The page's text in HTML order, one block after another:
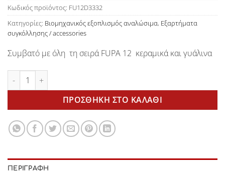
Κωδικός προϊόντος: FU12D3332
Κατηγορίες: Βιομηχανικός εξοπλισμός αναλώσιμα, Εξαρτήματα
συγκόλλησης / accessories
Συμβατό με όλη τη σειρά FUPA 12 κεραμικά και γυάλινα
Ανταλλακτική Σήτα για FUPA 12 (FUPA Diffuser Kit) Σετ 3
ΠΡΟΣΘΉΚΗ ΣΤΟ ΚΑΛΆΘΙ
ΠΕΡΙΓΡΑΦΉ